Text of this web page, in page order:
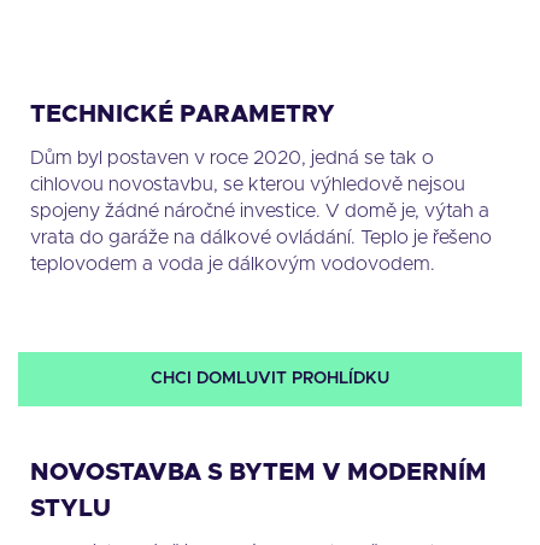
TECHNICKÉ PARAMETRY
Dům byl postaven v roce 2020, jedná se tak o
cihlovou novostavbu, se kterou výhledově nejsou
spojeny žádné náročné investice. V domě je, výtah a
vrata do garáže na dálkové ovládání. Teplo je řešeno
teplovodem a voda je dálkovým vodovodem.
CHCI DOMLUVIT PROHLÍDKU
NOVOSTAVBA S BYTEM V MODERNÍM
STYLU